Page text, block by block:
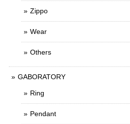
Zippo
Wear
Others
GABORATORY
Ring
Pendant